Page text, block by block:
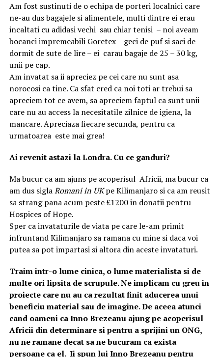
Am fost sustinuti de o echipa de porteri localnici care
ne-au dus bagajele si alimentele, multi dintre ei erau
incaltati cu adidasi vechi sau chiar tenisi – noi aveam
bocanci impremeabili Goretex – geci de puf si saci de
dormit de sute de lire – ei carau bagaje de 25 – 30 kg,
unii pe cap.
Am invatat sa ii apreciez pe cei care nu sunt asa
norocosi ca tine. Ca sfat cred ca noi toti ar trebui sa
apreciem tot ce avem, sa apreciem faptul ca sunt unii
care nu au access la necesitatile zilnice de igiena, la
mancare. Apreciaza fiecare secunda, pentru ca
urmatoarea este mai grea!
Ai revenit astazi la Londra. Cu ce ganduri?
Ma bucur ca am ajuns pe acoperisul Africii, ma bucur ca
am dus siglaRomani in UKpe Kilimanjaro si ca am reusit
sa strang pana acum peste £1200 in donatii pentru
Hospices of Hope.
Sper ca invataturile de viata pe care le-am primit
infruntand Kilimanjaro sa ramana cu mine si daca voi
putea sa pot impartasi si altora din aceste invataturi.
Traim intr-o lume cinica, o lume materialista si de
multe ori lipsita de scrupule. Ne implicam cu greu in
proiecte care nu au ca rezultat finit aducerea unui
beneficiu material sau de imagine. De aceea atunci
cand oameni ca Inno Brezeanu ajung pe acoperisul
Africii din determinare si pentru a sprijini un ONG,
nu ne ramane decat sa ne bucuram ca exista
persoane ca el. Ii spun lui Inno Brezeanu pentru